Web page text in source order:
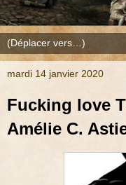
mardi 14 janvier 2020
Fucking love
Amélie C.